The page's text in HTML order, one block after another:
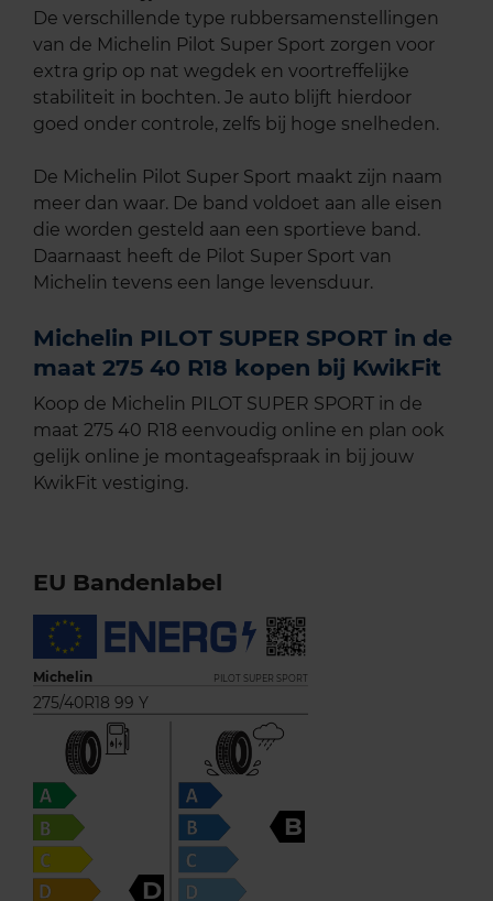
De verschillende type rubbersamenstellingen
van de Michelin Pilot Super Sport zorgen voor
extra grip op nat wegdek en voortreffelijke
stabiliteit in bochten. Je auto blijft hierdoor
goed onder controle, zelfs bij hoge snelheden.
De Michelin Pilot Super Sport maakt zijn naam
meer dan waar. De band voldoet aan alle eisen
die worden gesteld aan een sportieve band.
Daarnaast heeft de Pilot Super Sport van
Michelin tevens een lange levensduur.
Michelin PILOT SUPER SPORT in de
maat 275 40 R18 kopen bij KwikFit
Koop de Michelin PILOT SUPER SPORT in de
maat 275 40 R18 eenvoudig online en plan ook
gelijk online je montageafspraak in bij jouw
KwikFit vestiging.
EU Bandenlabel
Michelin PILOT SUPER SPORT
275/40R18 99 Y
D
B